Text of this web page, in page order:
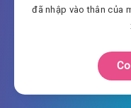
đã nhập vào thân của